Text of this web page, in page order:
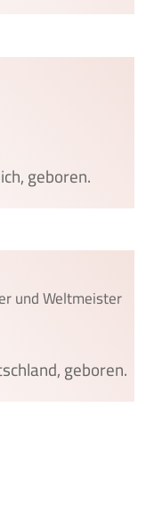
geboren.
und Weltmeister
geboren.